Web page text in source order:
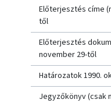
Előterjesztés címe
től
Előterjesztés
november 29-től
Határozatok 1990.
Jegyzőkönyv (csak